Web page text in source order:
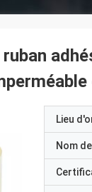
Lieu
Nom